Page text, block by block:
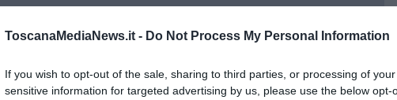
ToscanaMediaNews.it - Do Not Process My Personal Information
If you wish to opt-out of the sale, sharing to third parties, or processing of
sensitive information for targeted advertising by us, please use the below opt-